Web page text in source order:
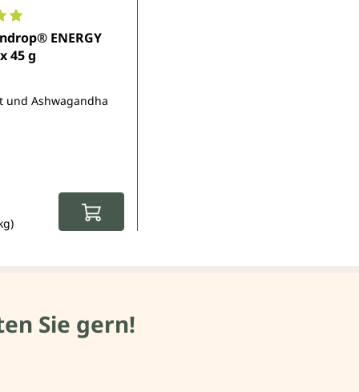
Bewertung von 5 von 5 Sternen
ENERGY
45 g
und Ashwagandha
Sie gern!